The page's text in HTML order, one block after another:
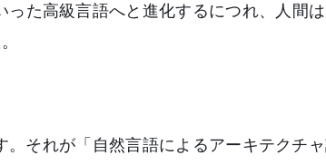
た高級言語へと進化するにつれ、人間
それが「自然言語によるアーキテクチ